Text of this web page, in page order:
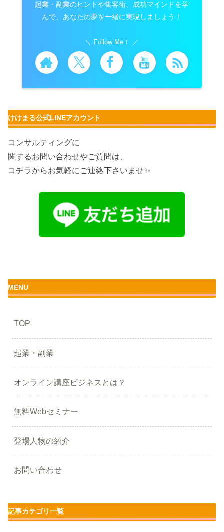
起業・副業のヒントや集客術、成功マインドを学
んで、あなたの夢を一緒に実現しましょう！
Follow Me！
けけまる公式LINEアカウント
コンサルティングに
関するお問い合わせやご質問は、
コチラからお気軽にご連絡下さいませ✨
MENU
TOP
起業・副業
オンライン講座ビジネスとは？
無料Webセミナー
登場人物の紹介
お問い合わせ
記事カテゴリ一覧